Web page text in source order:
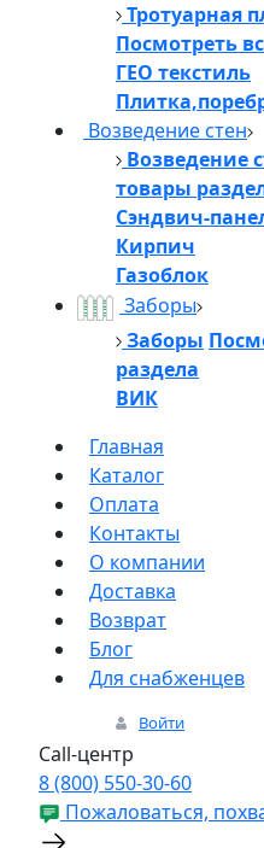
Тротуарная
Посмотреть
ГЕО текстиль
Возведение стен
Возведение
товары
Сэндвич-
Кирпич
Газоблок
Заборы
Заборы
раздела
ВИК
Главная
Каталог
Оплата
Контакты
О компании
Доставка
Возврат
Блог
Для снабженцев
Войти
Call-центр
8 (800) 550-30-60
Пожаловаться,